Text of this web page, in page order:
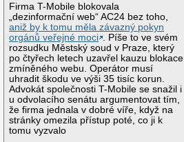
Firma T-Mobile blokovala
„dezinformační web“ AC24 bez toho,
aniž by k tomu měla závazný pokyn
orgánů veřejné moci
. Píše to ve svém
rozsudku Městský soud v Praze, který
po čtyřech letech uzavřel kauzu blokace
zmíněného webu. Operátor musí
uhradit škodu ve výši 35 tisíc korun.
Advokát společnosti T-Mobile se snažil i
u odvolacího senátu argumentovat tím,
že firma jednala v dobré víře, když na
stránky omezila přístup poté, co ji k
tomu vyzvalo